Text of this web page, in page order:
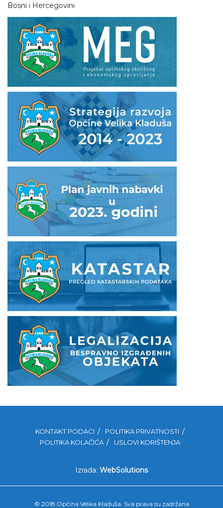
Bosni i Hercegovini
KONTAKT PODACI
POLITIKA PRIVATNOSTI
POLITIKA KOLAČIĆA
USLOVI KORIŠTENJA
Izrada: WebSolutions
© 2018 Općina Velika Kladuša. Sva prava su zadržana